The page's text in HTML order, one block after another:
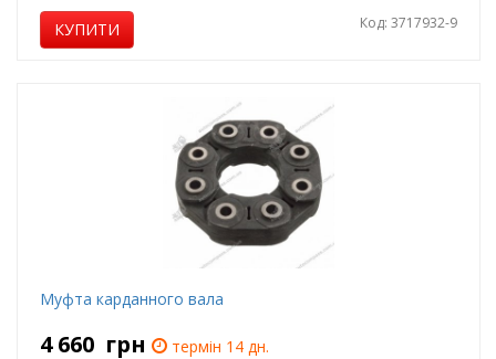
КУПИТИ Код: 3717932-9
Муфта карданного вала
4 660 грн
термін 14 дн.